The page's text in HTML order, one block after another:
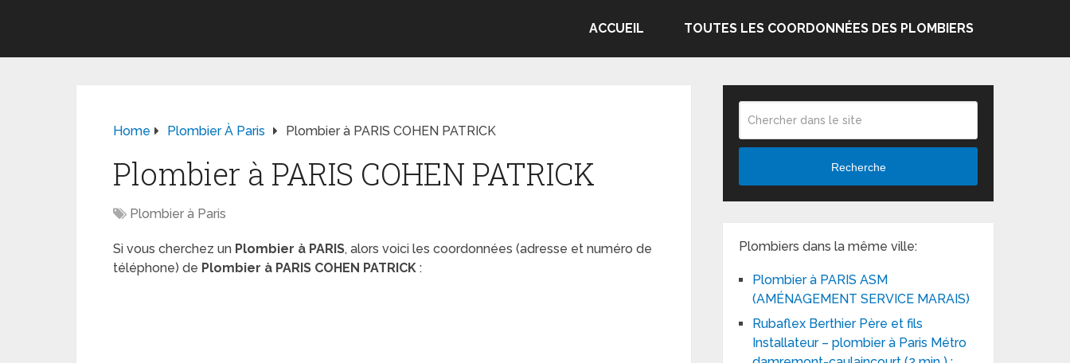
ACCUEIL TOUTES LES COORDONNÉES DES PLOMBIERS
Home Plombier À Paris Plombier à PARIS COHEN PATRICK
Plombier à PARIS COHEN PATRICK
Plombier à Paris
Si vous cherchez un Plombier à PARIS, alors voici les coordonnées (adresse et numéro de
téléphone) de Plombier à PARIS COHEN PATRICK :
Recherche
Plombiers dans la même ville:
Plombier à PARIS ASM
(AMÉNAGEMENT SERVICE MARAIS)
Rubaflex Berthier Père et fils
Installateur – plombier à Paris Métro